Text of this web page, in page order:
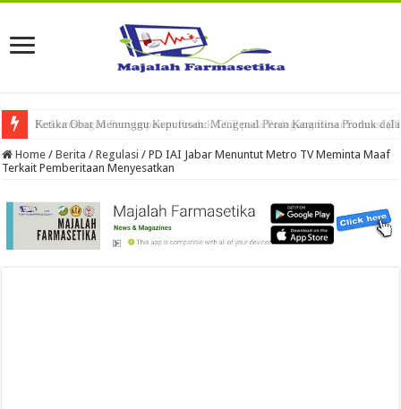
Ketika Obat Menunggu Keputusan: Mengenal Peran Karantina Produk
Home / Berita / Regulasi / PD IAI Jabar Menuntut Metro TV Meminta Maaf
Terkait Pemberitaan Menyesatkan